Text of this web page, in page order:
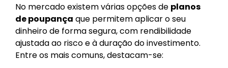
No mercado existem várias opções de planos
de poupança que permitem aplicar o seu
dinheiro de forma segura, com rendibilidade
ajustada ao risco e à duração do investimento.
Entre os mais comuns, destacam-se: